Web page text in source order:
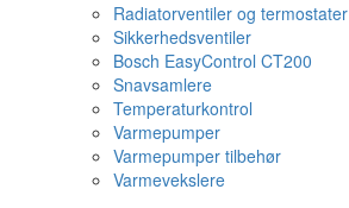
Radiatorventiler og termostater
Sikkerhedsventiler
Bosch EasyControl CT200
Snavsamlere
Temperaturkontrol
Varmepumper
Varmepumper tilbehør
Varmevekslere